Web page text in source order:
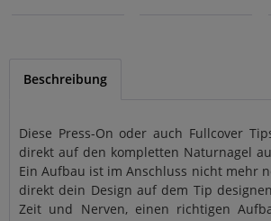
Beschreibung
Diese Press-On oder auch Fullcover
direkt auf den kompletten Naturnagel
Ein Aufbau ist im Anschluss nicht mehr
direkt dein Design auf dem Tip
Zeit und Nerven, einen richtigen